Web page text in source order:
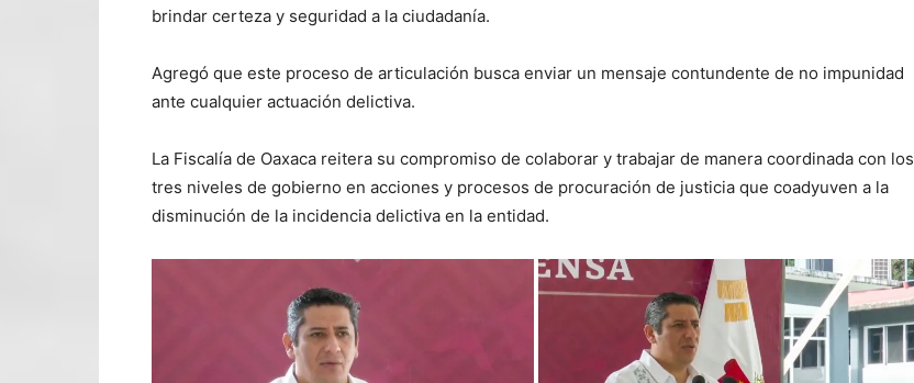
brindar certeza y seguridad a la ciudadanía.
Agregó que este proceso de articulación busca enviar un mensaje contundente de no impunidad
ante cualquier actuación delictiva.
La Fiscalía de Oaxaca reitera su compromiso de colaborar y trabajar de manera coordinada con los
tres niveles de gobierno en acciones y procesos de procuración de justicia que coadyuven a la
disminución de la incidencia delictiva en la entidad.